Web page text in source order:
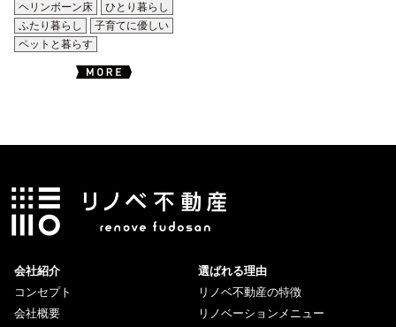
ヘリンボーン床
ひとり暮らし
ふたり暮らし
子育てに優しい
ペットと暮らす
会社紹介
コンセプト
会社概要
選ばれる理由
リノベ不動産の特徴
リノベーションメニュー